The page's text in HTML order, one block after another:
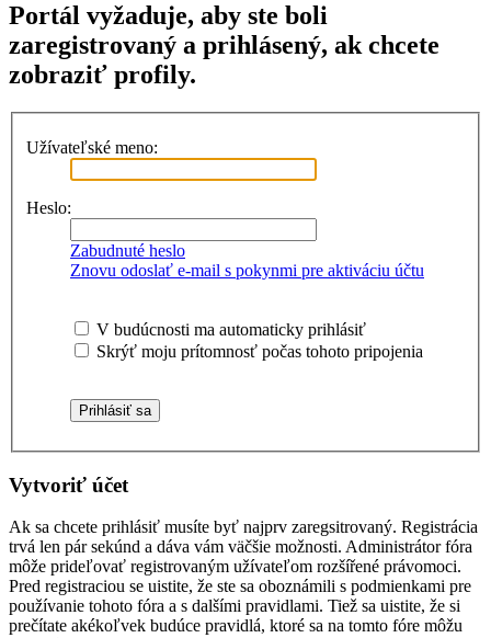
Portál vyžaduje, aby ste boli
zaregistrovaný a prihlásený, ak chcete
zobraziť profily.
Užívateľské meno:
Heslo:
Zabudnuté heslo
Znovu odoslať e-mail s pokynmi pre aktiváciu účtu
V budúcnosti ma automaticky prihlásiť
Skrýť moju prítomnosť počas tohoto pripojenia
Vytvoriť účet
Ak sa chcete prihlásiť musíte byť najprv zaregsitrovaný. Registrácia
trvá len pár sekúnd a dáva vám väčšie možnosti. Administrátor fóra
môže prideľovať registrovaným užívateľom rozšířené právomoci.
Pred registraciou se uistite, že ste sa oboznámili s podmienkami pre
používanie tohoto fóra a s dalšími pravidlami. Tiež sa uistite, že si
prečítate akékoľvek budúce pravidlá, ktoré sa na tomto fóre môžu